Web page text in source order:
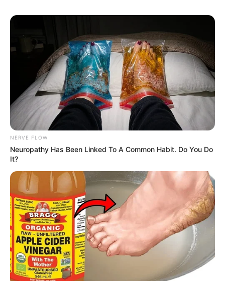
Tampil Lebih Modern, 7 Potret
Hasil Renovasi Rumah Berusia
90 Tahun
NERVE FLOW
Neuropathy Has Been Linked To A Common Habit. Do You Do
It?